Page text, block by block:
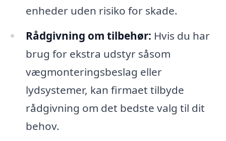
enheder uden risiko for skade.
Rådgivning om tilbehør: Hvis du har
brug for ekstra udstyr såsom
vægmonteringsbeslag eller
lydsystemer, kan firmaet tilbyde
rådgivning om det bedste valg til dit
behov.